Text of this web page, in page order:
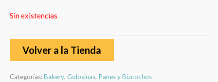
Sin existencias
Volver a la Tienda
Categorías:Bakery, Golosinas, Panes y Bizcochos